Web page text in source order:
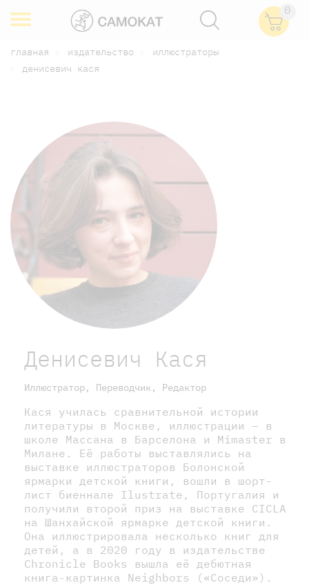
0
главная издательство
иллюстраторы
денисевич кася
Денисевич Кася
Иллюстратор, Переводчик, Редактор
Кася училась сравнительной истории
литературы в Москве, иллюстрации – в
школе Массана в Барселона и Mimaster в
Милане. Её работы выставлялись на
выставке иллюстраторов Болонской
ярмарки детской книги, вошли в шорт-
лист биеннале Ilustrate, Португалия и
получили второй приз на выставке CICLA
на Шанхайской ярмарке детской книги.
Она иллюстрировала несколько книг для
детей, а в 2020 году в издательстве
Chronicle Books вышла её дебютная
книга-картинка Neighbors («Соседи»).